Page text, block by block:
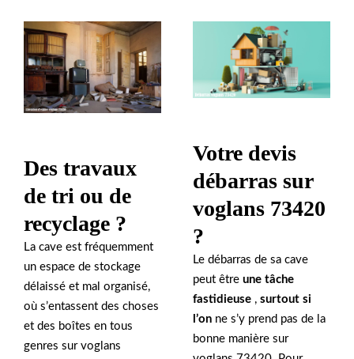
Des travaux
de tri ou de
recyclage ?
La cave est fréquemment
un espace de stockage
délaissé et mal organisé,
où s’entassent des choses
et des boîtes en tous
genres sur voglans
Votre devis
débarras sur
voglans 73420
?
Le débarras de sa cave
peut être une tâche
fastidieuse , surtout si
l’on ne s’y prend pas de la
bonne manière sur